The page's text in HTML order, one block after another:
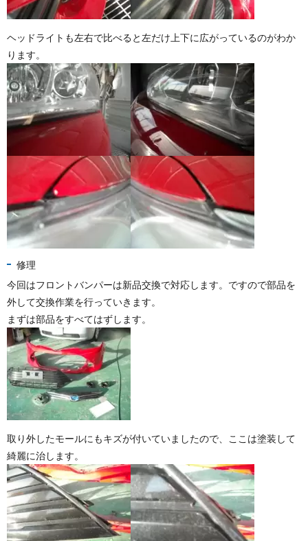
ヘッドライトも左右で比べると左だけ上下に広がっているのがわか
ります。
修理
今回はフロントバンパーは新品交換で対応します。ですので部品を
外して交換作業を行っていきます。
まずは部品をすべてはずします。
取り外したモールにもキズが付いていましたので、ここは塗装して
綺麗に治します。